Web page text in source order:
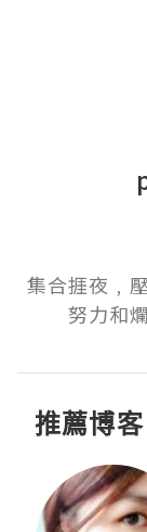
集合捱夜﹐
努力和
推薦博客